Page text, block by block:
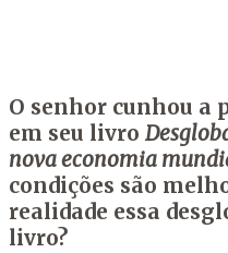
O senhor cunhou a
em seu livro
nova economia
condições são
realidade essa
livro?